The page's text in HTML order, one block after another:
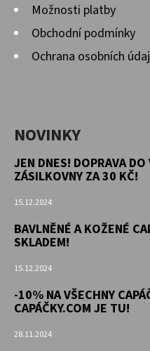
Možnosti platby
Obchodní podmínky
Ochrana osobních
NOVINKY
JEN DNES! DOPRAVA
ZÁSILKOVNY ZA 30 KČ!
15.12.2024
BAVLNĚNÉ A KOŽENÉ
SKLADEM!
15.12.2024
-10% NA VŠECHNY
CAPÁČKY.COM JE TU!
28.11.2024